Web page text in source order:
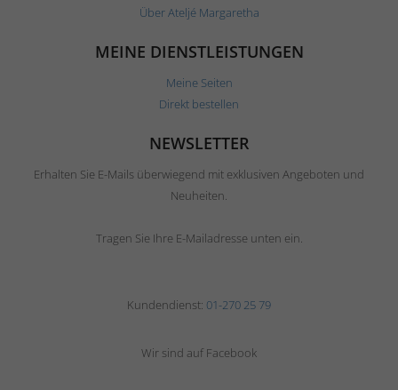
Über Ateljé Margaretha
MEINE DIENSTLEISTUNGEN
Meine Seiten
Direkt bestellen
NEWSLETTER
Erhalten Sie E-Mails überwiegend mit exklusiven Angeboten und
Neuheiten.
Tragen Sie Ihre E-Mailadresse unten ein.
Kundendienst: 01-270 25 79
Wir sind auf Facebook